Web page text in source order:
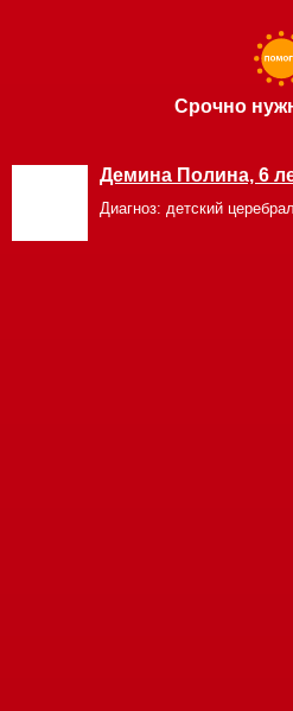
Срочно
Демина Полина, 6
Диагноз: детский